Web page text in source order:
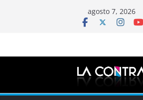
agosto 7, 2026